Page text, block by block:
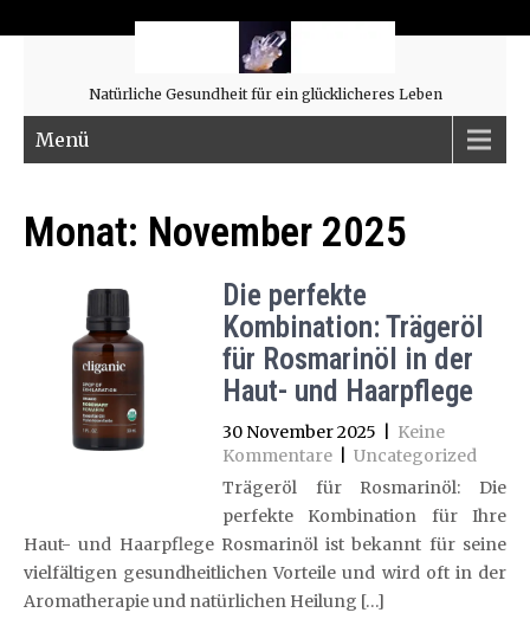
Natürliche Gesundheit für ein glücklicheres Leben
Menü
Monat: November 2025
Die perfekte
Kombination: Trägeröl
für Rosmarinöl in der
Haut- und Haarpflege
30 November 2025
Keine
Kommentare
Uncategorized
Trägeröl für Rosmarinöl: Die
perfekte Kombination für Ihre
Haut- und Haarpflege Rosmarinöl ist bekannt für seine
vielfältigen gesundheitlichen Vorteile und wird oft in der
Aromatherapie und natürlichen Heilung […]